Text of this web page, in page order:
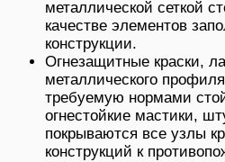
металлической сеткой
качестве элементов
конструкции.
Огнезащитные краски,
металлического
требуемую нормами
огнестойкие мастики,
покрываются все узлы
конструкций к